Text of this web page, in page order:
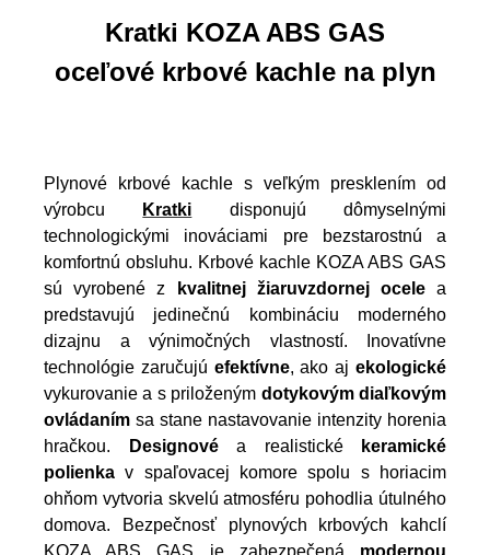
Kratki KOZA ABS GAS
oceľové krbové kachle na plyn
Plynové krbové kachle s veľkým presklením od
výrobcu
Kratki
disponujú dômyselnými
technologickými inováciami pre bezstarostnú a
komfortnú obsluhu. Krbové kachle KOZA ABS GAS
sú vyrobené z
kvalitnej žiaruvzdornej ocelea
predstavujú jedinečnú kombináciu moderného
dizajnu a výnimočných vlastností. Inovatívne
technológie zaručujú efektívne, ako ajekologické
vykurovanie a s priloženým dotykovým diaľkovým
ovládaním sa stane nastavovanie intenzity horenia
hračkou.
Designové a realistické
keramické
polienka v spaľovacej komore spolu s horiacim
ohňom vytvoria skvelú atmosféru pohodlia útulného
domova. Bezpečnosť plynových krbových kahclí
KOZA ABS GAS je zabezpečená modernou